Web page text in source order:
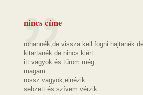
nincs címe
rohannék,de vissza kell fogni hajtanék
kitartanék de nincs kiért
itt vagyok és tűröm még
magam.
rossz vagyok,elnézik
sebzett és szívem vérzik